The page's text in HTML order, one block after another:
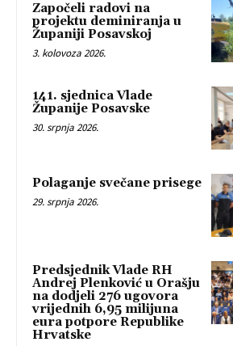
Započeli radovi na
projektu deminiranja u
Županiji Posavskoj
3. kolovoza 2026.
141. sjednica Vlade
Županije Posavske
30. srpnja 2026.
Polaganje svečane prisege
29. srpnja 2026.
Predsjednik Vlade RH
Andrej Plenković u Orašju
na dodjeli 276 ugovora
vrijednih 6,95 milijuna
eura potpore Republike
Hrvatske